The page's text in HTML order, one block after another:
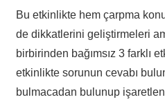
Bu etkinlikte hem çarpma
de dikkatlerini geliştirmeleri
birbirinden bağımsız 3 farklı
etkinlikte sorunun cevabı
bulmacadan bulunup